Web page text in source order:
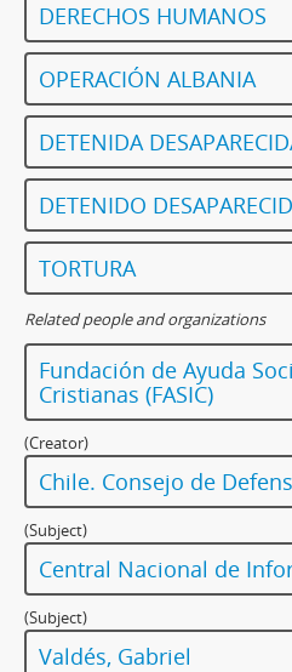
DERECHOS HUMANOS
OPERACIÓN ALBANIA
DETENIDA
DETENIDO
TORTURA
Related people and organizations
Fundación de Ayuda
Cristianas (FASIC)
(Creator)
Chile. Consejo de
(Subject)
Central Nacional de
(Subject)
Valdés, Gabriel